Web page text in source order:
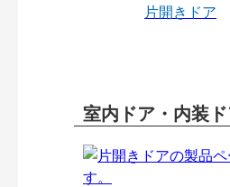
片開きドア
室内ドア・内装